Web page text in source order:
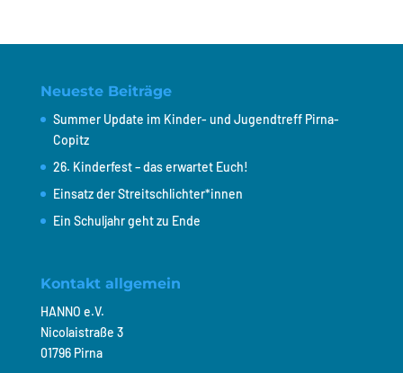
Neueste Beiträge
Summer Update im Kinder- und Jugendtreff Pirna-
Copitz
26. Kinderfest – das erwartet Euch!
Einsatz der Streitschlichter*innen
Ein Schuljahr geht zu Ende
Kontakt allgemein
HANNO e.V.
Nicolaistraße 3
01796 Pirna